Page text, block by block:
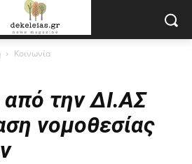
Κοινωνία
την ΔΙ.ΑΣ
νομοθεσίας